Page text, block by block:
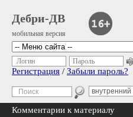
Дебри-ДВ
мобильная версия
Логин Пароль
Регистрация / Забыли пароль?
Комментарии к материалу